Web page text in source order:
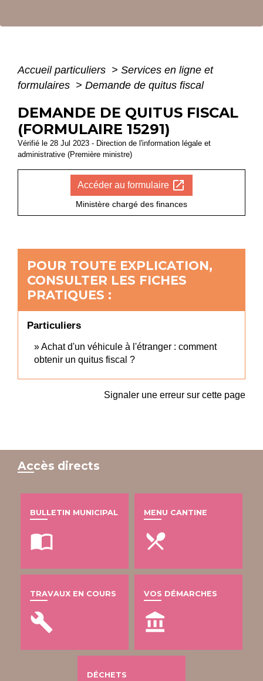
Accueil particuliers > Services en ligne et
formulaires > Demande de quitus fiscal
DEMANDE DE QUITUS FISCAL
(FORMULAIRE 15291)
Vérifié le 28 Jul 2023 - Direction de l'information légale et
administrative (Première ministre)
Accéder au formulaire open_in_new
Ministère chargé des finances
POUR TOUTE EXPLICATION,
CONSULTER LES FICHES
PRATIQUES :
Particuliers
Achat d'un véhicule à l'étranger : comment
obtenir un quitus fiscal ?
Signaler une erreur sur cette page
Accès directs
BULLETIN MUNICIPAL
import_contacts
MENU CANTINE
local_dining
TRAVAUX EN COURS
build
VOS DÉMARCHES
account_balance
DÉCHETS